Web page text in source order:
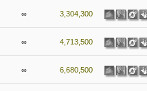
∞ 3,304,300
∞ 4,713,500
∞ 6,680,500